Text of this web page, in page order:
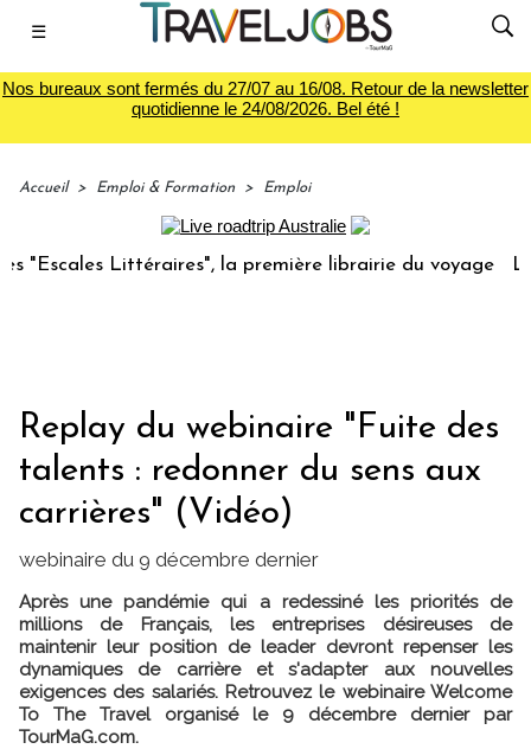
☰
Nos bureaux sont fermés du 27/07 au 16/08. Retour de la newsletter
quotidienne le 24/08/2026. Bel été !
Accueil > Emploi & Formation > Emploi
Littéraires", la première librairie du voyage Le
Replay du webinaire "Fuite des
talents : redonner du sens aux
carrières" (Vidéo)
webinaire du 9 décembre dernier
Après une pandémie qui a redessiné les priorités de
millions de Français, les entreprises désireuses de
maintenir leur position de leader devront repenser les
dynamiques de carrière et s'adapter aux nouvelles
exigences des salariés. Retrouvez le webinaire Welcome
To The Travel organisé le 9 décembre dernier par
TourMaG.com.